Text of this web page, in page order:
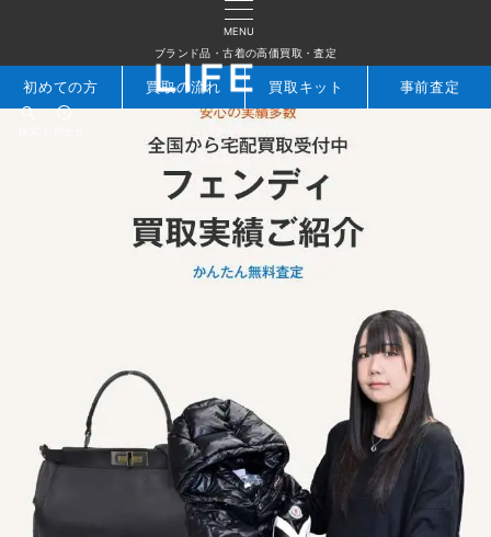
MENU
ブランド品・古着の高価買取・査定
初めての方 買取の流れ 買取キット 事前査定